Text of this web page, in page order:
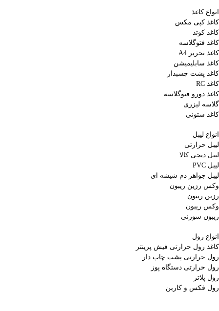
انواع کاغذ
کاغذ کپی مکس
کاغذ کوتد
کاغذ فتوگلاسه
کاغذ تحریر A4
کاغذ سابلیمیشن
کاغذ پشت چسبدار
کاغذ RC
کاغذ دورو فتوگلاسه
گلاسه لیزری
کاغذ ستونی
انواع لیبل
لیبل حرارتی
لیبل دیجی کالا
لیبل PVC
لیبل جواهر دم شیشه ای
وکس رزین ریبون
رزین ریبون
وکس ریبون
ریبون سوزنی
انواع رول
کاغذ رول حرارتی فیش پرینتر
رول حرارتی پشت چاپ دار
رول حرارتی دستگاه پوز
رول پلاتر
رول فکس و کاربن